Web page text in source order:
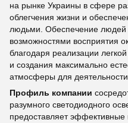
на рынке Украины в сфере
облегчения жизни и
людьми. Обеспечение
возможностями восприятия
благодаря реализации
и создания максимально
атмосферы для деятельности
Профиль компании
разумного светодиодного
предоставляет